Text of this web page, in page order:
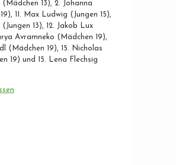
(Mädchen 13), 2. Johanna
11. Max Ludwig (Jungen 15),
(Jungen 13), 12. Jakob Lux
Avramneko (Mädchen 19),
(Mädchen 19), 15. Nicholas
19) und 15. Lena Flechsig